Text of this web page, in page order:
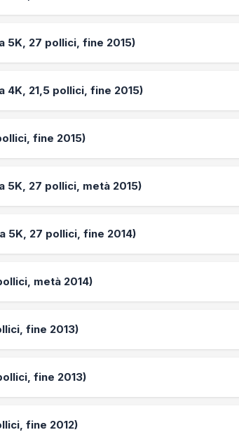
5K, 27 pollici, fine 2015)
4K, 21,5 pollici, fine 2015)
fine 2015)
5K, 27 pollici, metà 2015)
5K, 27 pollici, fine 2014)
metà 2014)
fine 2013)
fine 2013)
fine 2012)